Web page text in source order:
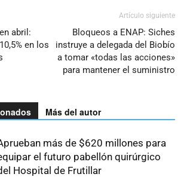
abril:
en los
Artículo siguiente
Bloqueos a ENAP: Siches
instruye a delegada del Biobío
a tomar «todas las acciones»
para mantener el suministro
Más del autor
más de $620 millones para
el futuro pabellón quirúrgico
Hospital de Frutillar